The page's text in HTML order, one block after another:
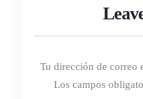
Tu dirección de correo
Los campos